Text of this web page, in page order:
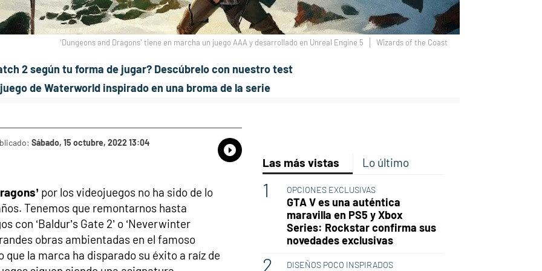
‘Dungeons and Dragons’ tiene en marcha un juego AAA y desarrollado en Unreal Engine 5 Wizards of the Coast
2 según tu forma de jugar? Descúbrelo con nuestro test
de Waterworld inspirado en una broma de la serie
Sábado, 15 octubre, 2022 13:04
Whatsapp
Compartir
por los videojuegos no ha sido de lo
Tenemos que remontarnos hasta
con ‘Baldur’s Gate 2’ o ‘Neverwinter
obras ambientadas en el famoso
que la marca ha disparado su éxito a raíz de
Las más vistas Lo último
OPCIONES EXCLUSIVAS
GTA V es una auténtica
maravilla en PS5 y Xbox
Series: Rockstar confirma sus
novedades exclusivas
DISEÑOS POCO INSPIRADOS